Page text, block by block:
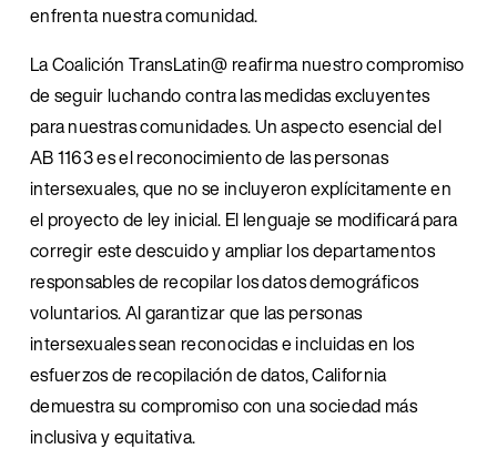
enfrenta nuestra comunidad.
La Coalición TransLatin@ reafirma nuestro compromiso
de seguir luchando contra las medidas excluyentes
para nuestras comunidades. Un aspecto esencial del
AB 1163 es el reconocimiento de las personas
intersexuales, que no se incluyeron explícitamente en
el proyecto de ley inicial. El lenguaje se modificará para
corregir este descuido y ampliar los departamentos
responsables de recopilar los datos demográficos
voluntarios. Al garantizar que las personas
intersexuales sean reconocidas e incluidas en los
esfuerzos de recopilación de datos, California
demuestra su compromiso con una sociedad más
inclusiva y equitativa.